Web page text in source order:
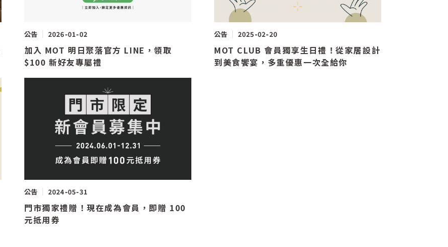
公告 2026-01-02
加入 MOT 明日聚落官方 LINE，領取
$100 新好友專屬禮
公告 2025-02-20
MOT CLUB 會員獨享生日禮！從家居設計
到美食饗宴，多重優惠一次全給你
公告 2024-05-31
門市獨家禮贈！現在成為會員，即贈 100
元抵用券